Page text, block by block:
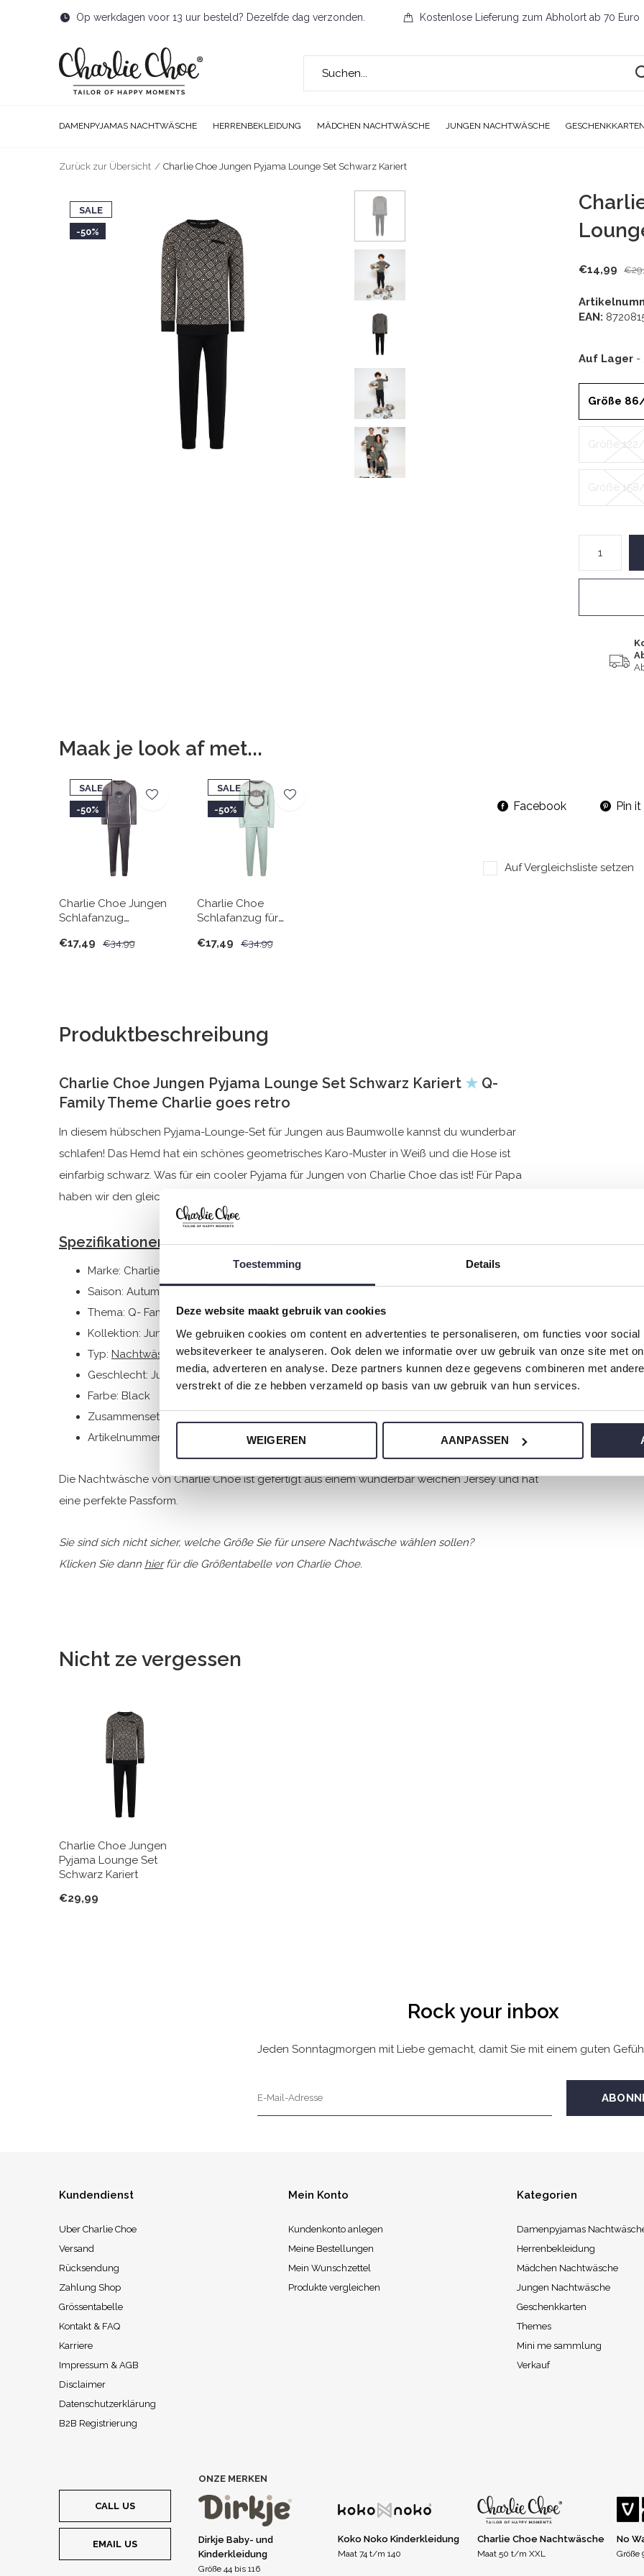
Toestemming Details
Deze website maakt gebruik van cookies
We gebruiken cookies om content en advertenties te personaliseren, om functies voor
websiteverkeer te analyseren. Ook delen we informatie over uw gebruik van onze site met
media, adverteren en analyse. Deze partners kunnen deze gegevens combineren met
verstrekt of die ze hebben verzameld op basis van uw gebruik van hun services.
WEIGEREN AANPASSEN
DAMENPYJAMAS NACHTWÄSCHE HERRENBEKLEIDUNG MÄDCHEN NACHTWÄSCHE JUNGEN NACHTWÄSCHE
Op werkdagen voor 13 uur besteld? Dezelfde dag verzonden. Kostenlose Lieferung zum Abholort ab 70 Euro
Zurück zur Übersicht Charlie Choe Jungen Pyjama Lounge Set Schwarz Kariert
SALE
-50%
€14,99
EAN:
Auf Lager -
Größe
Größe
Größe
Maak je look af met...
SALE
-50%
Charlie Choe Jungen
Schlafanzug
Astronaut
€17,49 €34,99
SALE
-50%
Charlie Choe
Schlafanzug für
Velours Funny Monster
€17,49 €34,99
Facebook Pin it
Auf Vergleichsliste setzen
Produktbeschreibung
Charlie Choe Jungen Pyjama Lounge Set Schwarz Kariert ★ Q-
Family Theme Charlie goes retro
In diesem hübschen Pyjama-Lounge-Set für Jungen aus Baumwolle kannst du wunderbar
schlafen! Das Hemd hat ein schönes geometrisches Karo-Muster in Weiß und die Hose ist
einfarbig schwarz. Was für ein cooler Pyjama für Jungen von Charlie Choe das ist! Für Papa
haben wir den gleichen Pyjama!
Spezifikationen
Marke: Charlie Choe
Saison: Autumn/Winter 2024
Thema: Q- Family Theme Charlie goes retro
Kollektion: Jungenkleidung (92-164)
Typ: Nachtwäsche kinder
Geschlecht: Jungen
Farbe: Black
Zusammensetzung: 95% Cotton/ 5% Elastane
Artikelnummer: Q53050-42
Die Nachtwäsche von Charlie Choe ist gefertigt aus einem wunderbar weichen Jersey und hat
eine perfekte Passform.
Sie sind sich nicht sicher, welche Größe Sie für unsere Nachtwäsche wählen sollen?
Klicken Sie dann hierfür die Größentabelle von Charlie Choe.
Nicht ze vergessen
Charlie Choe Jungen
Pyjama Lounge Set
Schwarz Kariert
€29,99
Rock your inbox
Jeden Sonntagmorgen mit Liebe gemacht, damit Sie mit einem guten
Kundendienst
Uber Charlie Choe
Versand
Rücksendung
Zahlung Shop
Grössentabelle
Kontakt & FAQ
Karriere
Impressum & AGB
Disclaimer
Datenschutzerklärung
B2B Registrierung
Mein Konto
Kundenkonto anlegen
Meine Bestellungen
Mein Wunschzettel
Produkte vergleichen
Kategorien
Damenpyjamas
Herrenbekleidung
Mädchen Nachtwäsche
Jungen Nachtwäsche
Geschenkkarten
Themes
Mini me sammlung
Verkauf
CALL US
EMAIL US
ONZE MERKEN
Dirkje Baby- und
Kinderkleidung
Größe 44 bis 116
Koko Noko Kinderkleidung
Maat 74 t/m 140
Charlie Choe Nachtwäsche
Maat 50 t/m XXL
No
Größe